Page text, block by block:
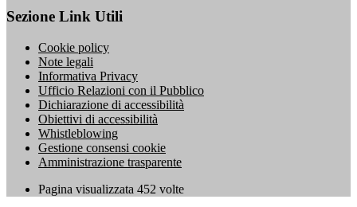
Sezione Link Utili
Cookie policy
Note legali
Informativa Privacy
Ufficio Relazioni con il Pubblico
Dichiarazione di accessibilità
Obiettivi di accessibilità
Whistleblowing
Gestione consensi cookie
Amministrazione trasparente
Pagina visualizzata 452 volte